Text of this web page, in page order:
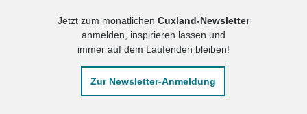
Jetzt zum monatlichen Cuxland-Newsletter
anmelden, inspirieren lassen und
immer auf dem Laufenden bleiben!
Zur Newsletter-Anmeldung